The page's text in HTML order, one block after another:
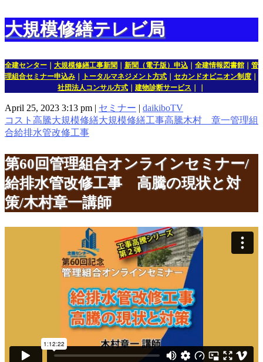
大規模修繕テレビ局
全建センター 大規模修繕工事新聞 新聞（電子版）申込 全建情報図書館
管
理組合セミナー申込み
トータルマネジメント方式 セカンドオピニオン制度
社団法人コンサル方式
建物診断サービス
April 25, 2023 3:13 pm | セミナー | daikiboTV
コスト高騰大規模修繕大規模修繕工事高騰木村 章一管理組
合給排水管改修工事
第60回管理組合オンラインセミナー/
給排水管改修工事 高騰の現状と対
策/木村章一講師